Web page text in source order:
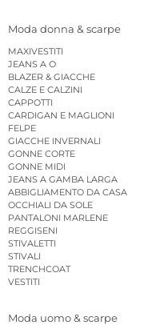
Moda donna & scarpe
MAXIVESTITI
JEANS A O
BLAZER & GIACCHE
CALZE E CALZINI
CAPPOTTI
CARDIGAN E MAGLIONI
FELPE
GIACCHE INVERNALI
GONNE CORTE
GONNE MIDI
JEANS A GAMBA LARGA
ABBIGLIAMENTO DA CASA
OCCHIALI DA SOLE
PANTALONI MARLENE
REGGISENI
STIVALETTI
STIVALI
TRENCHCOAT
VESTITI
Moda uomo & scarpe